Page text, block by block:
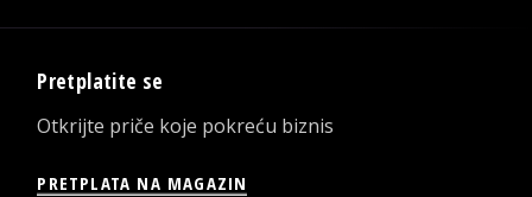
Pretplatite se
Otkrijte priče koje pokreću biznis
PRETPLATA NA MAGAZIN